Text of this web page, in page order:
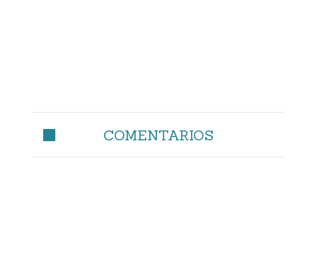
COMENTARIOS